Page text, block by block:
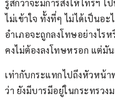
รู้สึกว่าจะมีการสั่งให้โทรฯ ไ
ไม่เข้าใจ ทั้งที่ๆ ไม่ได้เป็นอ
อำเภอจะถูกลงโทษอย่างไร
คงไม่ต้องลงโทษหรอก แต่มัน
เท่ากับกระแทกไปถึงหัวหน้า
ว่า ยังมีบารมีอยู่ในกระทรวง